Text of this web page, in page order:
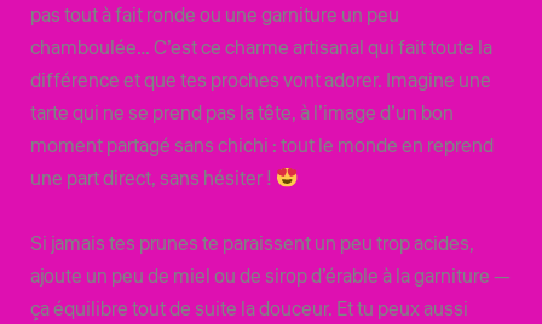
pas tout à fait ronde ou une garniture un peu
chamboulée… C’est ce charme artisanal qui fait toute la
différence et que tes proches vont adorer. Imagine une
tarte qui ne se prend pas la tête, à l’image d’un bon
moment partagé sans chichi : tout le monde en reprend
une part direct, sans hésiter !
Si jamais tes prunes te paraissent un peu trop acides,
ajoute un peu de miel ou de sirop d’érable à la garniture —
ça équilibre tout de suite la douceur. Et tu peux aussi